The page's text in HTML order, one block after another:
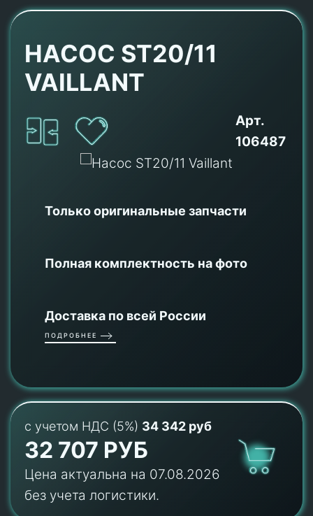
НАСОС ST20/11
VAILLANT
Арт.
106487
Только оригинальные запчасти
Полная комплектность на фото
Доставка по всей России
ПОДРОБНЕЕ
с учетом НДС (5%) 34 342 руб
32 707 РУБ
Цена актуальна на 07.08.2026
без учета логистики.